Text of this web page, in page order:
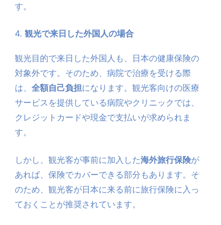
す。
4. 観光で来日した外国人の場合
観光目的で来日した外国人も、日本の健康保険の
対象外です。そのため、病院で治療を受ける際
は、 全額自己負担になります。観光客向けの医療
サービスを提供している病院やクリニックでは、
クレジットカードや現金で支払いが求められま
す。
しかし、観光客が事前に加入した海外旅行保険が
あれば、保険でカバーできる部分もあります。そ
のため、観光客が日本に来る前に旅行保険に入っ
ておくことが推奨されています。